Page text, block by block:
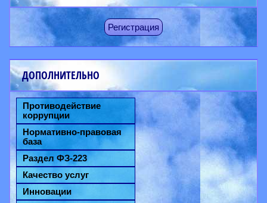
Регистрация
ДОПОЛНИТЕЛЬНО
Противодействие
коррупции
Нормативно-правовая
база
Раздел ФЗ-223
Качество услуг
Инновации